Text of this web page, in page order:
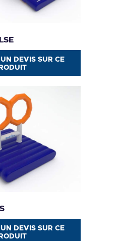
DEVIS SUR CE
DEVIS SUR CE